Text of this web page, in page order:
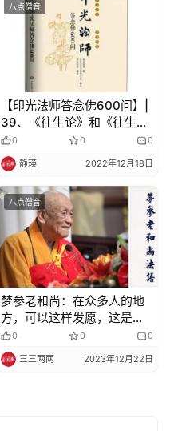
八点僧音
【印光法师答念佛600问】|
39、《往生论》和《往生论
注》的意义是什么？有何特
点？
0 0 0
静瑛 2022年12月18日
八点僧音
梦参老和尚：在众多人的地
方，可以这样发愿，这是不
可思议的力量
0 0 0
三三两两 2023年12月22日